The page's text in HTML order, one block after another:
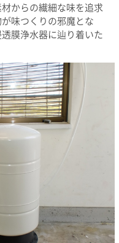
からの繊細な味を追求
味つくりの邪魔とな
膜浄水器に辿り着いた